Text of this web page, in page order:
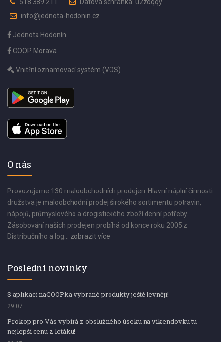
518 389 211
Datová schránka: u2zdqqy
info@jednota-hodonin.cz
Jednota Hodonín
COOP Morava
Vnitřní oznamovací systém (VOS)
O nás
Provozujeme 130 maloobchodních prodejen. Hlavní náplní činnosti
družstva je maloobchodní prodej širokého sortimentu potravin,
nápojů, průmyslového a drogistického zboží denní potřeby.
Zásobování našich prodejen probíhá od konce roku 2005 z
Distribučního a log... zobrazit více
Poslední novinky
S aplikací naCOOPka vybrané produkty ještě levněji!
29.07
Prokop pro Vás vybírá z obslužného úseku na víkendovku tu
nejlepší cenu z letáku!